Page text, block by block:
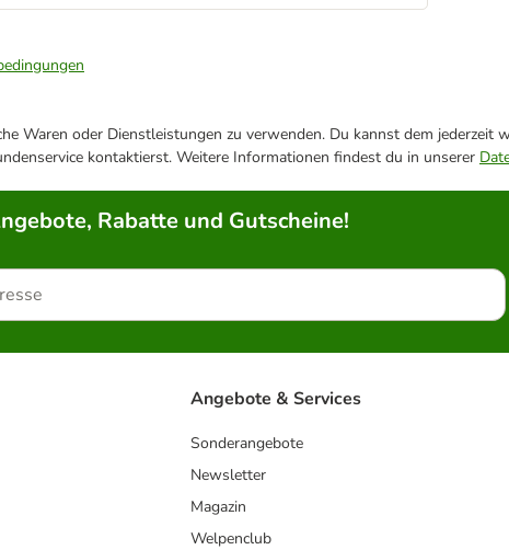
Waren oder Dienstleistungen zu verwenden. Du kannst dem jederzeit
kontaktierst. Weitere Informationen findest du in unserer
Rabatte und Gutscheine!
Angebote & Services
Sonderangebote
Newsletter
Magazin
Welpenclub